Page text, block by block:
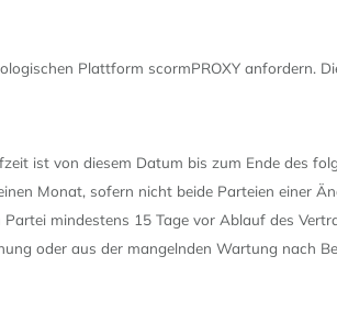
Plattform scormPROXY anfordern.
ist von diesem Datum bis zum Ende des
Monat, sofern nicht beide Parteien einer
mindestens 15 Tage vor Ablauf des
oder aus der mangelnden Wartung nach